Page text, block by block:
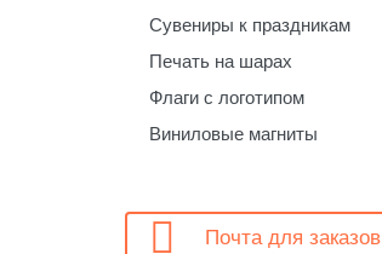
Сувениры к праздникам
Печать на шарах
Флаги с логотипом
Виниловые магниты
 Почта для заказов